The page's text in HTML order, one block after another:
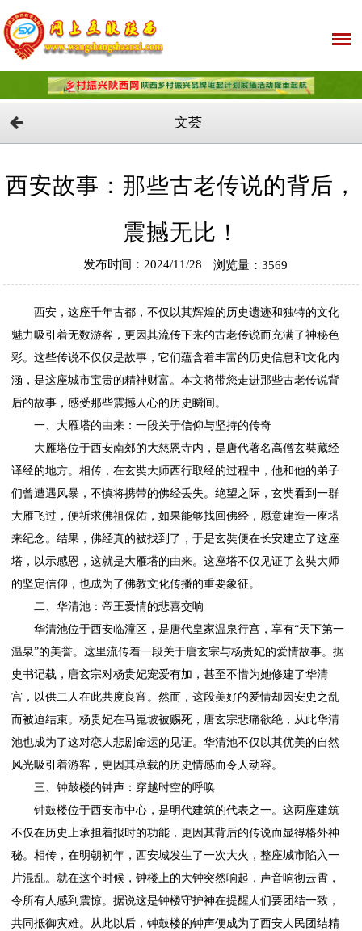
文荟
西安故事：那些古老传说的背后，
震撼无比！
发布时间：2024/11/28 浏览量：3569
西安，这座千年古都，不仅以其辉煌的历史遗迹和独特的文化
魅力吸引着无数游客，更因其流传下来的古老传说而充满了神秘色
彩。这些传说不仅仅是故事，它们蕴含着丰富的历史信息和文化内
涵，是这座城市宝贵的精神财富。本文将带您走进那些古老传说背
后的故事，感受那些震撼人心的历史瞬间。
一、大雁塔的由来：一段关于信仰与坚持的传奇
大雁塔位于西安南郊的大慈恩寺内，是唐代著名高僧玄奘藏经
译经的地方。相传，在玄奘大师西行取经的过程中，他和他的弟子
们曾遭遇风暴，不慎将携带的佛经丢失。绝望之际，玄奘看到一群
大雁飞过，便祈求佛祖保佑，如果能够找回佛经，愿意建造一座塔
来纪念。结果，佛经真的被找到了，于是玄奘便在长安建立了这座
塔，以示感恩，这就是大雁塔的由来。这座塔不仅见证了玄奘大师
的坚定信仰，也成为了佛教文化传播的重要象征。
二、华清池：帝王爱情的悲喜交响
华清池位于西安临潼区，是唐代皇家温泉行宫，享有“天下第一
温泉”的美誉。这里流传着一段关于唐玄宗与杨贵妃的爱情故事。据
史书记载，唐玄宗对杨贵妃宠爱有加，甚至不惜为她修建了华清
宫，以供二人在此共度良宵。然而，这段美好的爱情却因安史之乱
而被迫结束。杨贵妃在马嵬坡被赐死，唐玄宗悲痛欲绝，从此华清
池也成为了这对恋人悲剧命运的见证。华清池不仅以其优美的自然
风光吸引着游客，更因其承载的历史情感而令人动容。
三、钟鼓楼的钟声：穿越时空的呼唤
钟鼓楼位于西安市中心，是明代建筑的代表之一。这两座建筑
不仅在历史上承担着报时的功能，更因其背后的传说而显得格外神
秘。相传，在明朝初年，西安城发生了一次大火，整座城市陷入一
片混乱。就在这个时候，钟楼上的大钟突然响起，声音响彻云霄，
令所有人感到震惊。据说这是钟楼守护神在提醒人们要团结一致，
共同抵御灾难。从此以后，钟鼓楼的钟声便成为了西安人民团结精